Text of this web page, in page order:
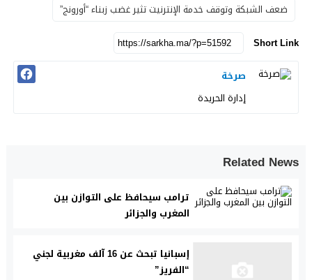
ضعف الشبكة وتوقف خدمة الإنترنيت تثير غضب زبناء “أورونج”
Short Link
صرخة
إدارة الحريدة
Related News
ترامب سيحافظ على التوازن بين
المغرب والجزائر
إسبانيا تبحث عن 16 آلف مغربية لجني
“الفريز”